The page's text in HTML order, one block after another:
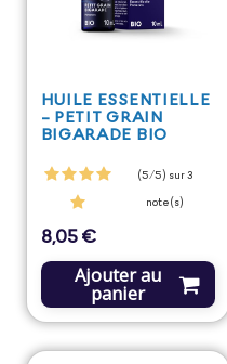
HUILE ESSENTIELLE
- PETIT GRAIN
BIGARADE BIO
(5/5) sur 3
note(s)
Prix
8,05 €
Ajouter au
panier